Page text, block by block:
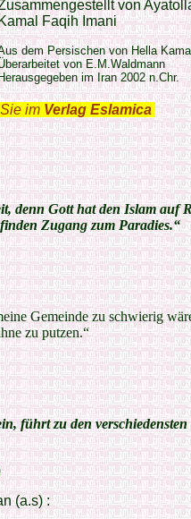
von
Faqih Imani
dem Persischen von Hella
von E.M.Waldmann
im Iran 2002 n.Chr.
im Verlag Eslamica
denn Gott hat den Islam auf
Zugang zum Paradies.“
Gemeinde zu schwierig
zu putzen.“
führt zu den verschiedensten
(a.s) :